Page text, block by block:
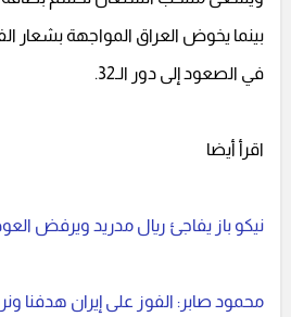
بينما يخوض العراق المواجهة بشعار
في الصعود إلى دور الـ32.
اقرأ أيضا
نيكو باز يفاجئ ريال مدريد ويرفض
محمود صابر: الفوز على إيران هدفنا